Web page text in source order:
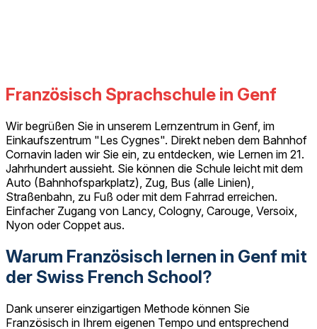
Französisch Sprachschule in Genf
Wir begrüßen Sie in unserem Lernzentrum in Genf, im
Einkaufszentrum "Les Cygnes". Direkt neben dem Bahnhof
Cornavin laden wir Sie ein, zu entdecken, wie Lernen im 21.
Jahrhundert aussieht. Sie können die Schule leicht mit dem
Auto (Bahnhofsparkplatz), Zug, Bus (alle Linien),
Straßenbahn, zu Fuß oder mit dem Fahrrad erreichen.
Einfacher Zugang von Lancy, Cologny, Carouge, Versoix,
Nyon oder Coppet aus.
Warum Französisch lernen in Genf mit
der Swiss French School?
Dank unserer einzigartigen Methode können Sie
Französisch in Ihrem eigenen Tempo und entsprechend